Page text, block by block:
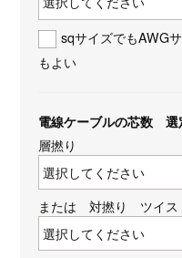
sqサイズでもAWG
もよい
電線ケーブルの芯数 選
層撚り
または 対撚り ツイス